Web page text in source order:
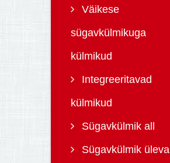
Väikese
sügavkülmikuga
külmikud
Integreeritavad
külmikud
Sügavkülmik all
Sügavkülmik üleval